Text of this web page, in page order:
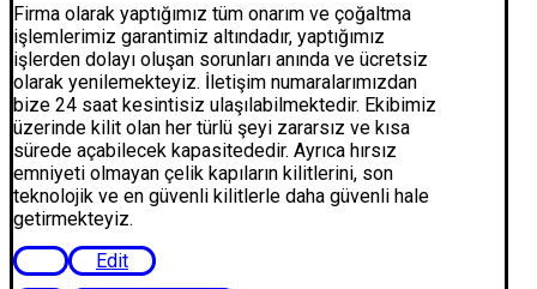
Firma olarak yaptığımız tüm onarım ve çoğaltma
işlemlerimiz garantimiz altındadır, yaptığımız
işlerden dolayı oluşan sorunları anında ve ücretsiz
olarak yenilemekteyiz. İletişim numaralarımızdan
bize 24 saat kesintisiz ulaşılabilmektedir. Ekibimiz
üzerinde kilit olan her türlü şeyi zararsız ve kısa
sürede açabilecek kapasitededir. Ayrıca hırsız
emniyeti olmayan çelik kapıların kilitlerini, son
teknolojik ve en güvenli kilitlerle daha güvenli hale
getirmekteyiz.​​​​​​​
Edit